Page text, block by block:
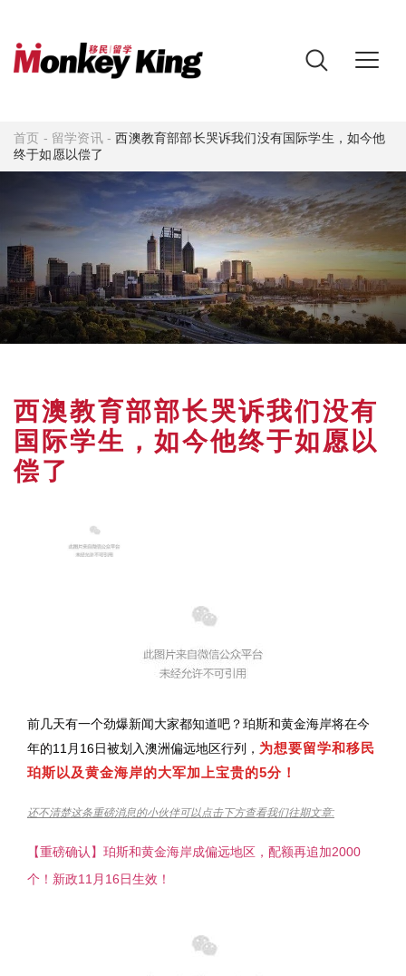
首页 - 留学资讯-西澳教育部部长哭诉我们没有国际学生，如今他
终于如愿以偿了
西澳教育部部长哭诉我们没有
国际学生，如今他终于如愿以
偿了
前几天有一个劲爆新闻大家都知道吧？珀斯和黄金海岸将在今
年的11月16日被划入澳洲偏远地区行列， 为想要留学和移民
珀斯以及黄金海岸的大军加上宝贵的5分！
还不清楚这条重磅消息的小伙伴可以点击下方查看我们往期文章:
【重磅确认】珀斯和黄金海岸成偏远地区，配额再追加2000
个！新政11月16日生效！